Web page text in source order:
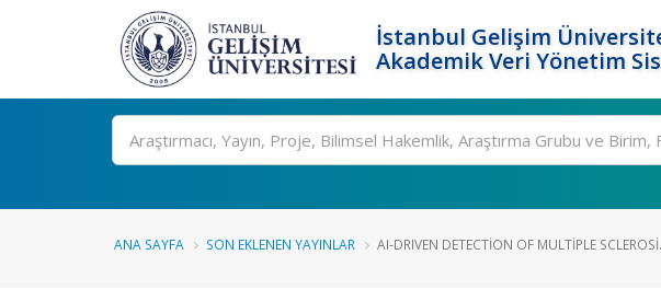
İstanbul Gelişim
Akademik Veri Yönetim
Ara
ANA SAYFA SON EKLENEN YAYINLAR AI-DRIVEN DETECTION OF MULTIPLE